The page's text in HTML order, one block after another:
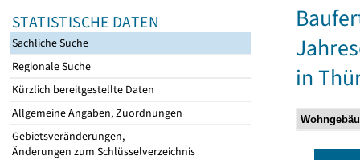
STATISTISCHE DATEN
Sachliche Suche
Regionale Suche
Kürzlich bereitgestellte Daten
Allgemeine Angaben, Zuordnungen
Gebietsveränderungen,
Änderungen zum Schlüsselverzeichnis
in